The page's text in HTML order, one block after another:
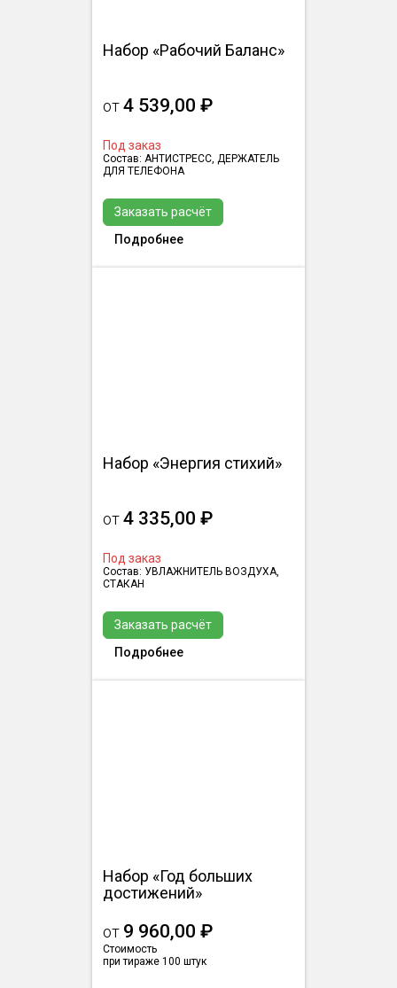
Набор «Рабочий Баланс»
от4 539,00 ₽
Под заказ
Состав: АНТИСТРЕСС, ДЕРЖАТЕЛЬ
ДЛЯ ТЕЛЕФОНА
Заказать расчёт
Подробнее
Набор «Энергия стихий»
от4 335,00 ₽
Под заказ
Состав: УВЛАЖНИТЕЛЬ ВОЗДУХА,
СТАКАН
Заказать расчёт
Подробнее
Набор «Год больших
достижений»
от 9 960,00 ₽
Стоимость
при тираже 100 штук